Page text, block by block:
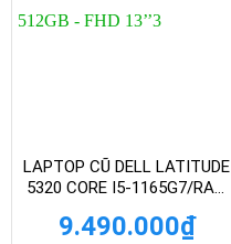
LAPTOP CŨ DELL LATITUDE
5320 CORE I5-1165G7/RAM
INCH3
9.490.000₫